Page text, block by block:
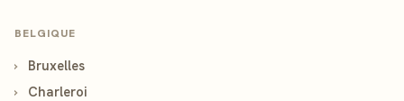
BELGIQUE
›
Bruxelles
›
Charleroi